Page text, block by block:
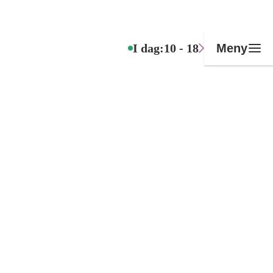
I dag:10 - 18 Meny